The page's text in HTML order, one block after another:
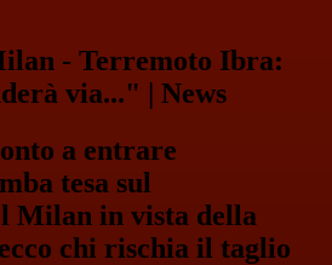
- Terremoto Ibra:
via..." | News
a entrare
tesa sul
Milan in vista della
chi rischia il taglio